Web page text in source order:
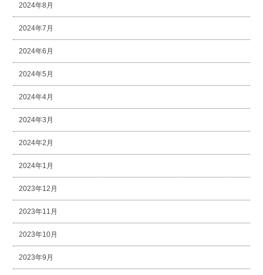
2024年8月
2024年7月
2024年6月
2024年5月
2024年4月
2024年3月
2024年2月
2024年1月
2023年12月
2023年11月
2023年10月
2023年9月